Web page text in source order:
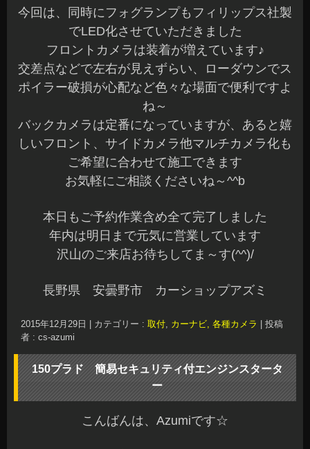
今回は、同時にフォグランプもフィリップス社製
でLED化させていただきました
フロントカメラは装着が増えています♪
交差点などで左右が見えずらい、ローダウンでス
ポイラー破損が心配など色々な場面で便利ですよ
ね～
バックカメラは定番になっていますが、あると嬉
しいフロント、サイドカメラ他マルチカメラ化も
ご希望に合わせて施工できます
お気軽にご相談くださいね～^^b
本日もご予約作業含め全て完了しました
年内は明日まで元気に営業しています
沢山のご来店お待ちしてま～す(^^)/
長野県 安曇野市 カーショップアズミ
2015年12月29日 カテゴリー : 取付, カーナビ, 各種カメラ
投稿
者 : cs-azumi
150プラド 簡易セキュリティ付エンジンスタータ
ー
こんばんは、Azumiです☆